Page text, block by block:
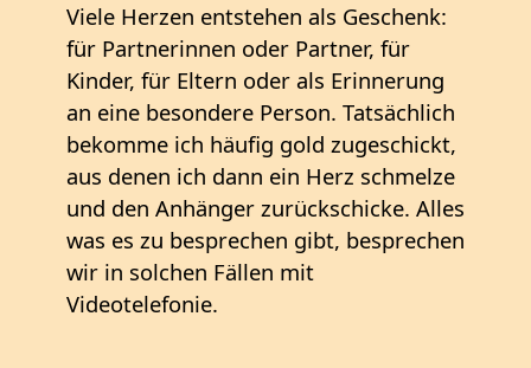
Viele Herzen entstehen als Geschenk:
für Partnerinnen oder Partner, für
Kinder, für Eltern oder als Erinnerung
an eine besondere Person. Tatsächlich
bekomme ich häufig gold zugeschickt,
aus denen ich dann ein Herz schmelze
und den Anhänger zurückschicke. Alles
was es zu besprechen gibt, besprechen
wir in solchen Fällen mit
Videotelefonie.